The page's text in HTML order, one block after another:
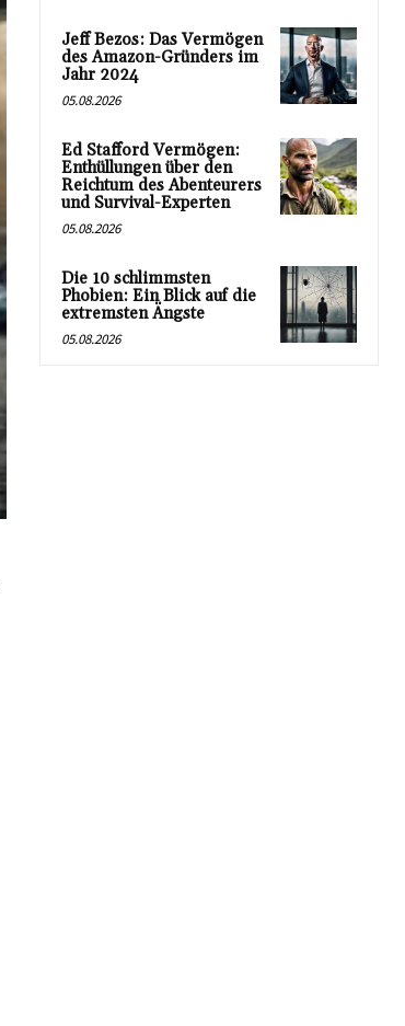
Jeff Bezos: Das Vermögen
des Amazon-Gründers im
Jahr 2024
05.08.2026
Ed Stafford Vermögen:
Enthüllungen über den
Reichtum des Abenteurers
und Survival-Experten
05.08.2026
Die 10 schlimmsten
Phobien: Ein Blick auf die
extremsten Ängste
05.08.2026